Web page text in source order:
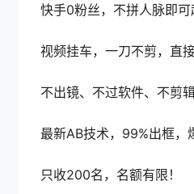
快手0粉丝，不拼人脉即可
视频挂车，一刀不剪，直
不出镜、不过软件、不剪
最新AB技术，99%出框，
只收200名，名额有限！